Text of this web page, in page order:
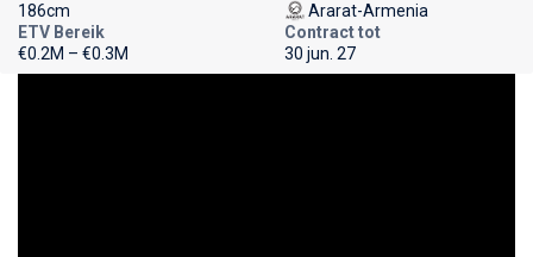
186cm
Ararat-Armenia
ETV Bereik
€0.2M – €0.3M
Contract tot
30 jun. 27